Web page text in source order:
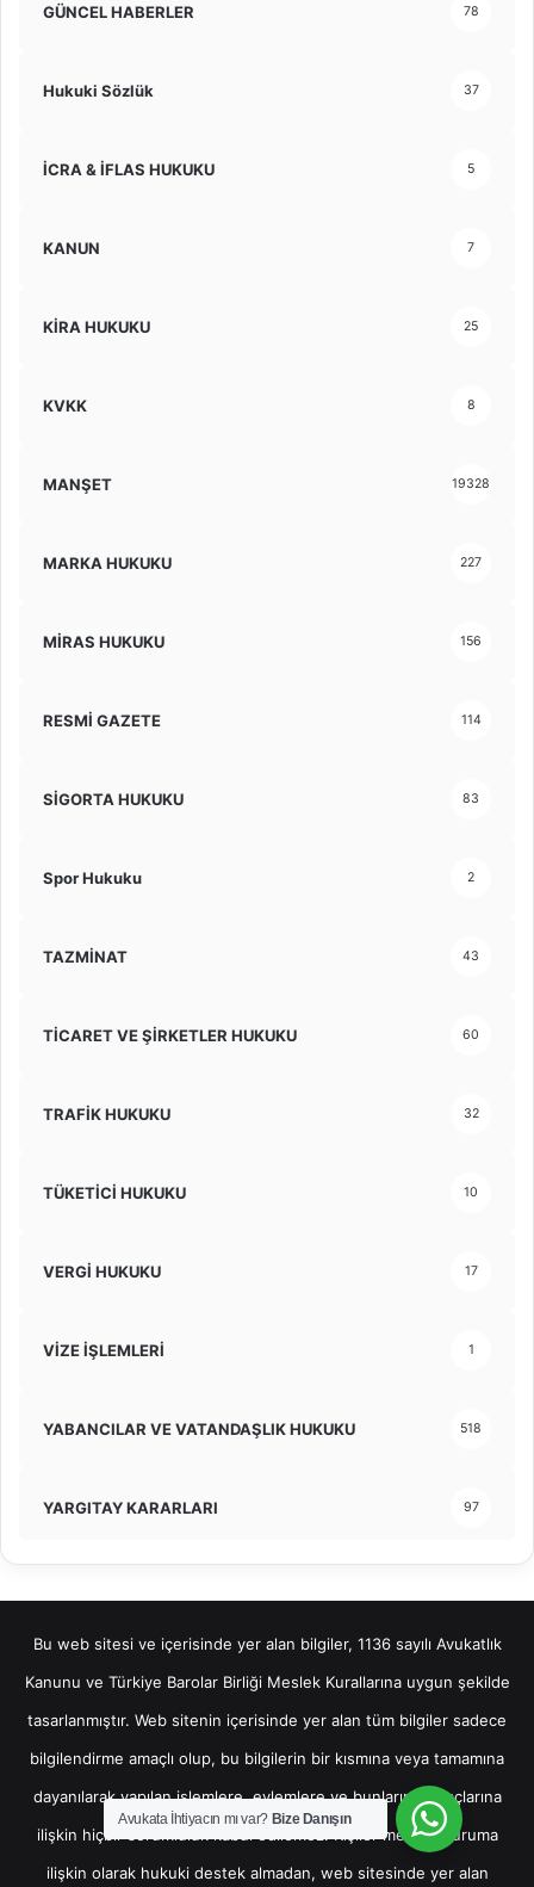
GÜNCEL HABERLER 78
Hukuki Sözlük 37
İCRA & İFLAS HUKUKU 5
KANUN 7
KİRA HUKUKU 25
KVKK 8
MANŞET 19328
MARKA HUKUKU 227
MİRAS HUKUKU 156
RESMİ GAZETE 114
SİGORTA HUKUKU 83
Spor Hukuku 2
TAZMİNAT 43
TİCARET VE ŞİRKETLER HUKUKU 60
TRAFİK HUKUKU 32
TÜKETİCİ HUKUKU 10
VERGİ HUKUKU 17
VİZE İŞLEMLERİ 1
YABANCILAR VE VATANDAŞLIK HUKUKU 518
YARGITAY KARARLARI 97
Bu web sitesi ve içerisinde yer alan bilgiler, 1136 sayılı Avukatlık
Kanunu ve Türkiye Barolar Birliği Meslek Kurallarına uygun şekilde
tasarlanmıştır. Web sitenin içerisinde yer alan tüm bilgiler sadece
bilgilendirme amaçlı olup, bu bilgilerin bir kısmına veya tamamına
dayanılarak yapılan işlemlere, eylemlere ve bunların sonuçlarına
ilişkin hiçbir sorumluluk kabul edilemez. Kişiler mevcut duruma
ilişkin olarak hukuki destek almadan, web sitesinde yer alan
Avukata İhtiyacın mı var? Bize Danışın